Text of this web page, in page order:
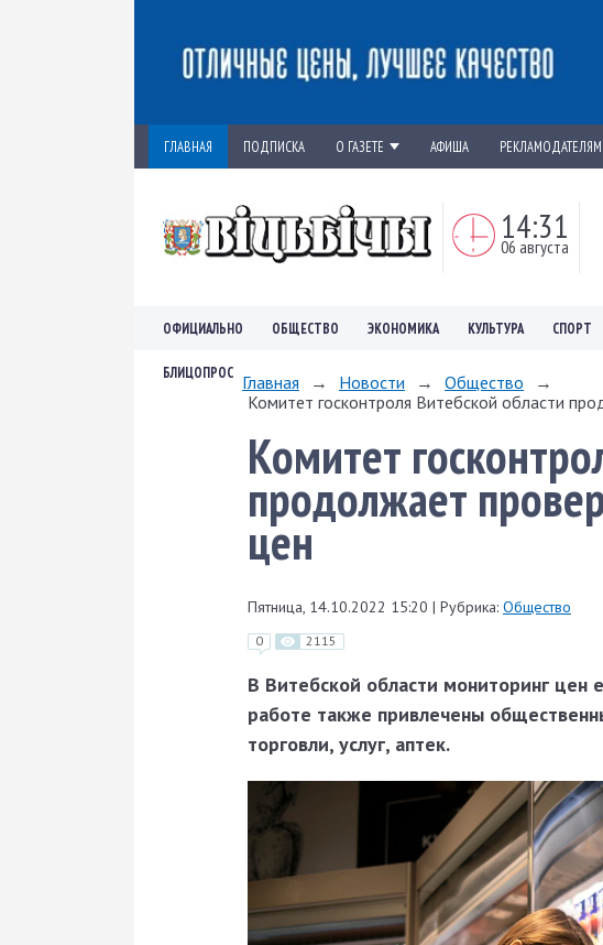
ГЛАВНАЯ ПОДПИСКА О ГАЗЕТЕ АФИША РЕКЛАМОДАТЕЛЯМ
14:31
06 августа
ОФИЦИАЛЬНО ОБЩЕСТВО ЭКОНОМИКА КУЛЬТУРА СПОРТ
БЛИЦОПРОС Главная → Новости → Общество
→
Комитет госконтроля Витебской области
Комитет
продолжает
цен
Пятница, 14.10.2022 15:20 | Рубрика: Общество
0 2115
В Витебской области мониторинг цен
работе также привлечены
торговли, услуг, аптек.